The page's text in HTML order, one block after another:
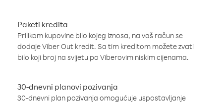
Paketi kredita
Prilikom kupovine bilo kojeg iznosa, na vaš račun se
dodaje Viber Out kredit. Sa tim kreditom možete zvati
bilo koji broj na svijetu po Viberovim niskim cijenama.
30-dnevni planovi pozivanja
30-dnevni plan pozivanja omogućuje uspostavljanje